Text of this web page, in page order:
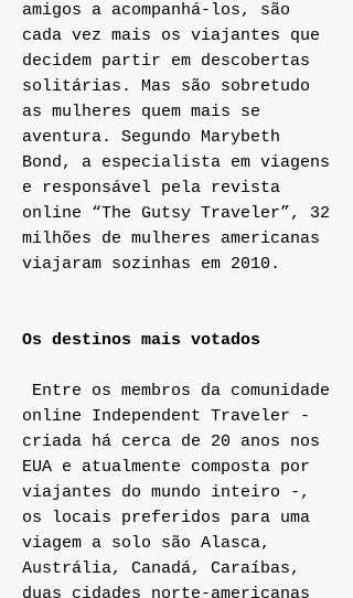
amigos a acompanhá-los, são
cada vez mais os viajantes que
decidem partir em descobertas
solitárias. Mas são sobretudo
as mulheres quem mais se
aventura. Segundo Marybeth
Bond, a especialista em viagens
e responsável pela revista
online “The Gutsy Traveler”, 32
milhões de mulheres americanas
viajaram sozinhas em 2010.
Os destinos mais votados
Entre os membros da comunidade
online Independent Traveler -
criada há cerca de 20 anos nos
EUA e atualmente composta por
viajantes do mundo inteiro -,
os locais preferidos para uma
viagem a solo são Alasca,
Austrália, Canadá, Caraíbas,
duas cidades norte-americanas